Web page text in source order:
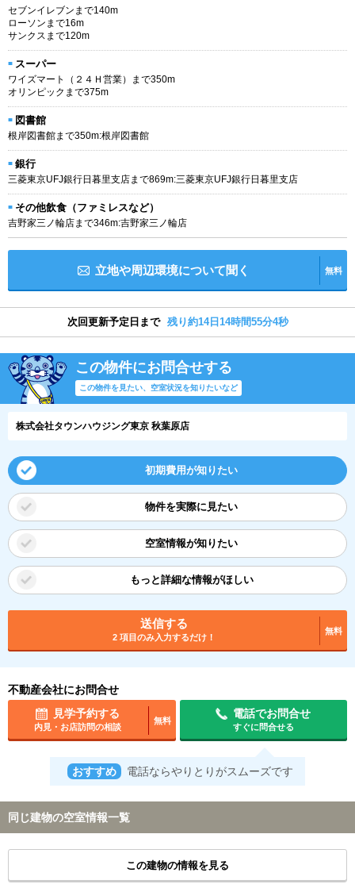
セブンイレブンまで140m
ローソンまで16m
サンクスまで120m
スーパー
ワイズマート（２４Ｈ営業）まで350m
オリンピックまで375m
図書館
根岸図書館まで350m:根岸図書館
銀行
三菱東京UFJ銀行日暮里支店まで869m:三菱東京UFJ銀行日暮里支店
その他飲食（ファミレスなど）
吉野家三ノ輪店まで346m:吉野家三ノ輪店
立地や周辺環境について聞く 無料
次回更新予定日まで 残り約14日14時間55分3秒
この物件にお問合せする
この物件を見たい、空室状況を知りたいなど
株式会社タウンハウジング東京 秋葉原店
初期費用が知りたい
物件を実際に見たい
空室情報が知りたい
もっと詳細な情報がほしい
送信する
2 項目のみ入力するだけ！
無料
不動産会社にお問合せ
見学予約する
内見・お店訪問の相談
無料
電話でお問合せ
すぐに問合せる
おすすめ 電話ならやりとりがスムーズです
同じ建物の空室情報一覧
この建物の情報を見る